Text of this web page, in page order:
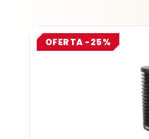
OFERTA -25%